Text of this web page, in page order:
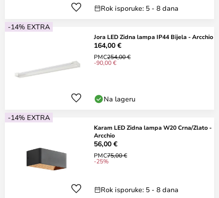
Rok isporuke: 5 - 8 dana
-14% EXTRA
Jora LED Zidna lampa IP44 Bijela - Arcchio
164,00 €
PMC254,00 €
-90,00 €
Na lageru
-14% EXTRA
Karam LED Zidna lampa W20 Crna/Zlato -
Arcchio
56,00 €
PMC75,00 €
-25%
Rok isporuke: 5 - 8 dana